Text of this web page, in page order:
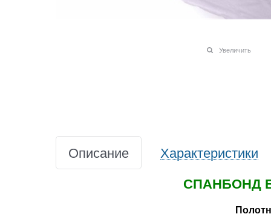
Увеличить
Описание Характеристики
СПАНБОНД